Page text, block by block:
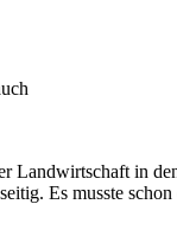
Landwirtschaft in
Es musste